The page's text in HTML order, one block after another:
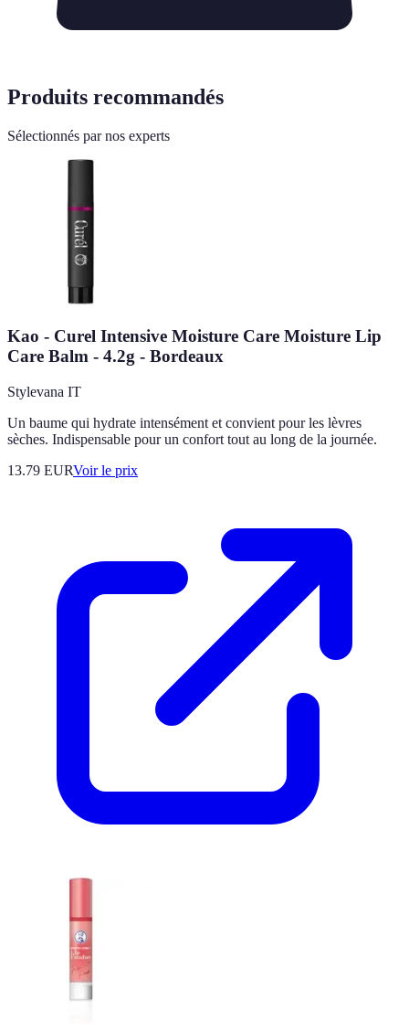
Produits recommandés
Sélectionnés par nos experts
Kao - Curel Intensive Moisture Care Moisture Lip
Care Balm - 4.2g - Bordeaux
Stylevana IT
Un baume qui hydrate intensément et convient pour les lèvres
sèches. Indispensable pour un confort tout au long de la journée.
13.79 EURVoir le prix